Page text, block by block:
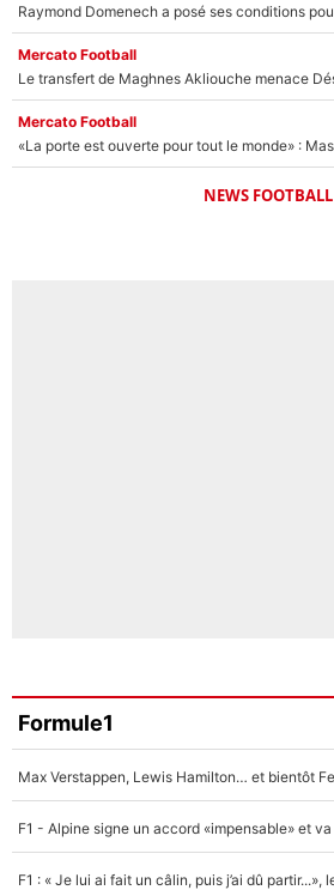
Mercato Football
Mercato Football
NEWS FOOTBALL
Formule1